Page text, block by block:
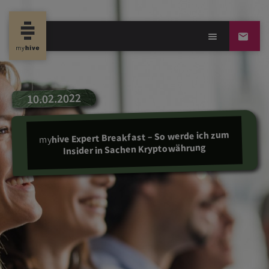
10.02.2022
myhive Expert Breakfast – So werde ich zum
Insider in Sachen Kryptowährung